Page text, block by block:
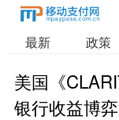
最新 政策
美国《
银行收益博